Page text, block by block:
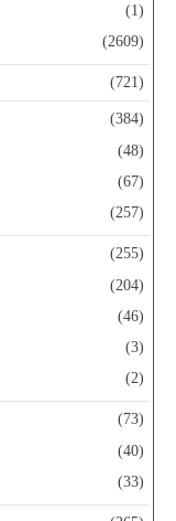
(1)
(2609)
(721)
(384)
(48)
(67)
(257)
(255)
(204)
(46)
(3)
(2)
(73)
(40)
(33)